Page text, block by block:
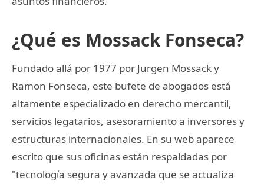
¿Qué es Mossack Fonseca?
Fundado allá por 1977 por Jurgen Mossack y
Ramon Fonseca, este bufete de abogados está
altamente especializado en derecho mercantil,
servicios legatarios, asesoramiento a inversores y
estructuras internacionales. En su web aparece
escrito que sus oficinas están respaldadas por
"tecnología segura y avanzada que se actualiza